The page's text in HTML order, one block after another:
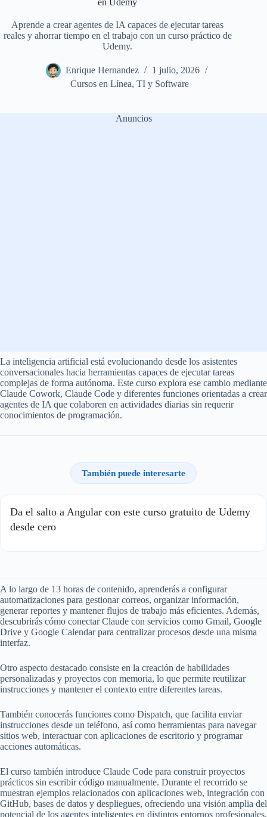
en Udemy
Aprende a crear agentes de IA capaces de ejecutar tareas
reales y ahorrar tiempo en el trabajo con un curso práctico de
Udemy.
Enrique Hernandez
1 julio, 2026
Cursos en Línea, TI y Software
Anuncios
La inteligencia artificial está evolucionando desde los asistentes
conversacionales hacia herramientas capaces de ejecutar tareas
complejas de forma autónoma. Este curso explora ese cambio mediante
Claude Cowork, Claude Code y diferentes funciones orientadas a crear
agentes de IA que colaboren en actividades diarias sin requerir
conocimientos de programación.
También puede interesarte
Da el salto a Angular con este curso gratuito de Udemy
desde cero
A lo largo de 13 horas de contenido, aprenderás a configurar
automatizaciones para gestionar correos, organizar información,
generar reportes y mantener flujos de trabajo más eficientes. Además,
descubrirás cómo conectar Claude con servicios como Gmail, Google
Drive y Google Calendar para centralizar procesos desde una misma
interfaz.
Otro aspecto destacado consiste en la creación de habilidades
personalizadas y proyectos con memoria, lo que permite reutilizar
instrucciones y mantener el contexto entre diferentes tareas.
También conocerás funciones como Dispatch, que facilita enviar
instrucciones desde un teléfono, así como herramientas para navegar
sitios web, interactuar con aplicaciones de escritorio y programar
acciones automáticas.
El curso también introduce Claude Code para construir proyectos
prácticos sin escribir código manualmente. Durante el recorrido se
muestran ejemplos relacionados con aplicaciones web, integración con
GitHub, bases de datos y despliegues, ofreciendo una visión amplia del
potencial de los agentes inteligentes en distintos entornos profesionales.